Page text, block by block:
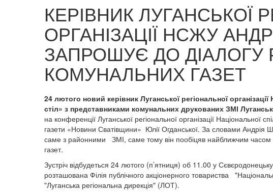
КЕРІВНИК ЛУГАНСЬКОЇ
ОРГАНІЗАЦІЇ НСЖУ
ЗАПРОШУЄ ДО ДІАЛОГУ
КОМУНАЛЬНИХ ГАЗЕТ
24 лютого новий керівник Луганської регіональної
стіл» з представниками комунальних друкованих ЗМІ
на конференції Луганської регіональної організації Національної
газети «Новини Сватівщини» Юлії Огданської. За словами Андрія
саме з районними ЗМІ, саме тому він пообіцяв найближчим часом
газет.
Зустріч відбудеться 24 лютого (п’ятниця) об 11.00 у
розташована Філія публічного акціонерного товариства
"Луганська регіональна дирекція" (ЛОТ).